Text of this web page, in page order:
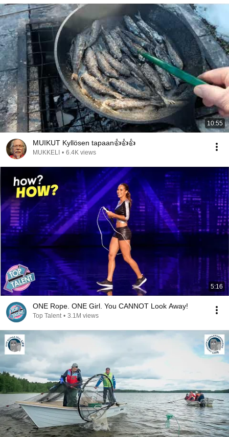
10:55
MUIKUT Kyllösen tapaan👍👍👍
MUKKELI • 6.4K views
5:16
ONE Rope. ONE Girl. You CANNOT Look Away!
Top Talent • 3.1M views